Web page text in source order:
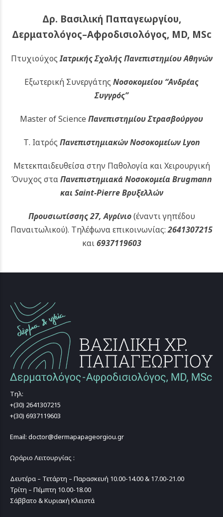
Δρ. Βασιλική Παπαγεωργίου,
Δερματολόγος–Αφροδισιολόγος, MD, MSc
ΠτυχιούχοςΙατρικής Σχολής Πανεπιστημίου Αθηνών
Εξωτερική Συνεργάτης Νοσοκομείου “Ανδρέας
Συγγρός”
Master of Science Πανεπιστημίου Στρασβούργου
Τ. Ιατρός Πανεπιστημιακών Νοσοκομείων Lyon
Μετεκπαιδευθείσα στην Παθολογία και Χειρουργική
Όνυχος σταΠανεπιστημιακά Νοσοκομεία Brugmann
και Saint-Pierre Βρυξελλών
Προυσιωτίσσης 27, Αγρίνιο(έναντι γηπέδου
Παναιτωλικού). Τηλέφωνα επικοινωνίας:2641307215
και6937119603
Τηλ:
+(30) 2641307215
+(30) 6937119603
Email: doctor@dermapapageorgiou.gr
Ωράριο Λειτουργίας :
Δευτέρα – Τετάρτη – Παρασκευή 10.00-14.00 & 17.00-21.00
Τρίτη – Πέμπτη 10.00-18.00
Σάββατο & Κυριακή Κλειστά